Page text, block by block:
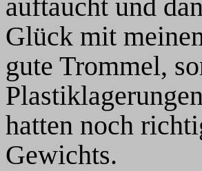
auftaucht und
Glück mit
gute Trommel,
hatten noch
Gewichts.